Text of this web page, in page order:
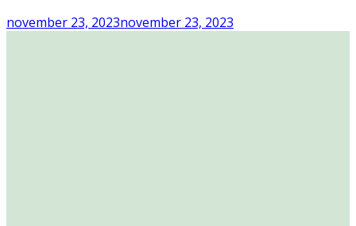
november 23, 2023november 23, 2023